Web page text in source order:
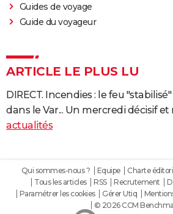
Guides de voyage
Guide du voyageur
ARTICLE LE PLUS LU
DIRECT. Incendies : le feu
dans le Var... Un mercredi décisif et
actualités
Qui sommes-nous ? Equipe Charte
Tous les articles
RSS Recrutement
Paramétrer les cookies
Gérer Utiq
© 2026 CCM